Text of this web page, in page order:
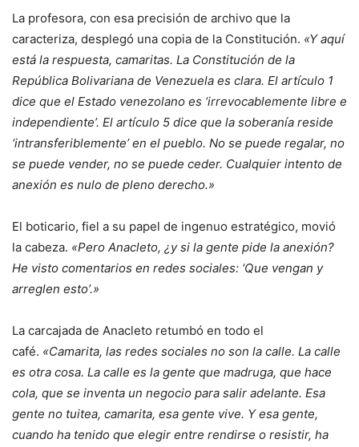
La profesora, con esa precisión de archivo que la
caracteriza, desplegó una copia de la Constitución. «Y aquí
está la respuesta, camaritas. La Constitución de la
República Bolivariana de Venezuela es clara. El artículo 1
dice que el Estado venezolano es ‘irrevocablemente libre e
independiente’. El artículo 5 dice que la soberanía reside
‘intransferiblemente’ en el pueblo. No se puede regalar, no
se puede vender, no se puede ceder. Cualquier intento de
anexión es nulo de pleno derecho.»
El boticario, fiel a su papel de ingenuo estratégico, movió
la cabeza. «Pero Anacleto, ¿y si la gente pide la anexión?
He visto comentarios en redes sociales: ‘Que vengan y
arreglen esto’.»
La carcajada de Anacleto retumbó en todo el
café. «Camarita, las redes sociales no son la calle. La calle
es otra cosa. La calle es la gente que madruga, que hace
cola, que se inventa un negocio para salir adelante. Esa
gente no tuitea, camarita, esa gente vive. Y esa gente,
cuando ha tenido que elegir entre rendirse o resistir, ha